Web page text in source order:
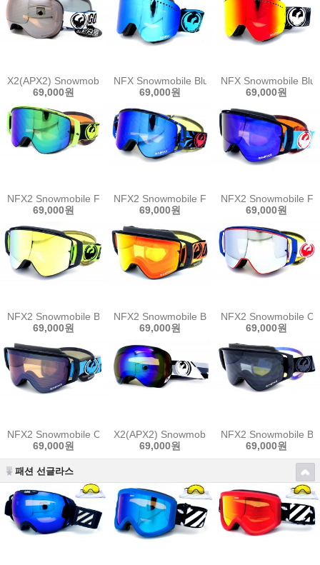
X2(APX2) Snowmobile Factory
69,000원
NFX Snowmobile Blue
69,000원
NFX Snowmobile Blur
69,000원
NFX2 Snowmobile Factory
69,000원
NFX2 Snowmobile Factor
69,000원
NFX2 Snowmobile
69,000원
NFX2 Snowmobile Break Green
69,000원
NFX2 Snowmobile Break Orange
69,000원
NFX2 Snowmobile
69,000원
NFX2 Snowmobile Optimus Blue
69,000원
X2(APX2) Snowmobile Shear
69,000원
NFX2 Snowmobile
69,000원
패션 선글라스